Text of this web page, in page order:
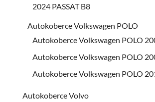
2024 PASSAT B8
Autokoberce Volkswagen POLO
Autokoberce Volkswagen POLO
Autokoberce Volkswagen POLO
Autokoberce Volkswagen POLO
Autokoberce Volvo